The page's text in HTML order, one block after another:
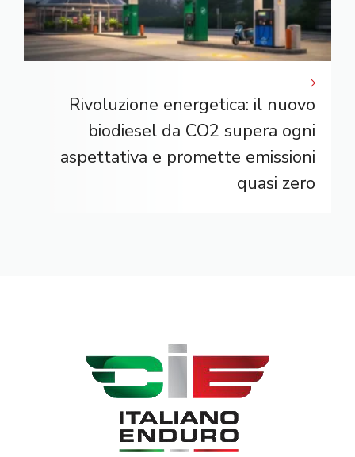
Rivoluzione energetica: il nuovo
biodiesel da CO2 supera ogni
aspettativa e promette emissioni
quasi zero